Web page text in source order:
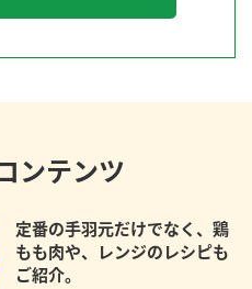
ンテンツ
定番の手羽元だけでなく、鶏
もも肉や、レンジのレシピも
ご紹介。